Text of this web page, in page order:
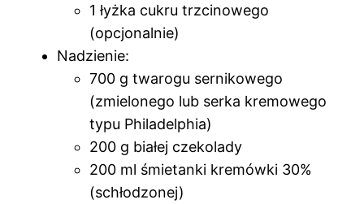
1 łyżka cukru trzcinowego
(opcjonalnie)
Nadzienie:
700 g twarogu sernikowego
(zmielonego lub serka kremowego
typu Philadelphia)
200 g białej czekolady
200 ml śmietanki kremówki 30%
(schłodzonej)